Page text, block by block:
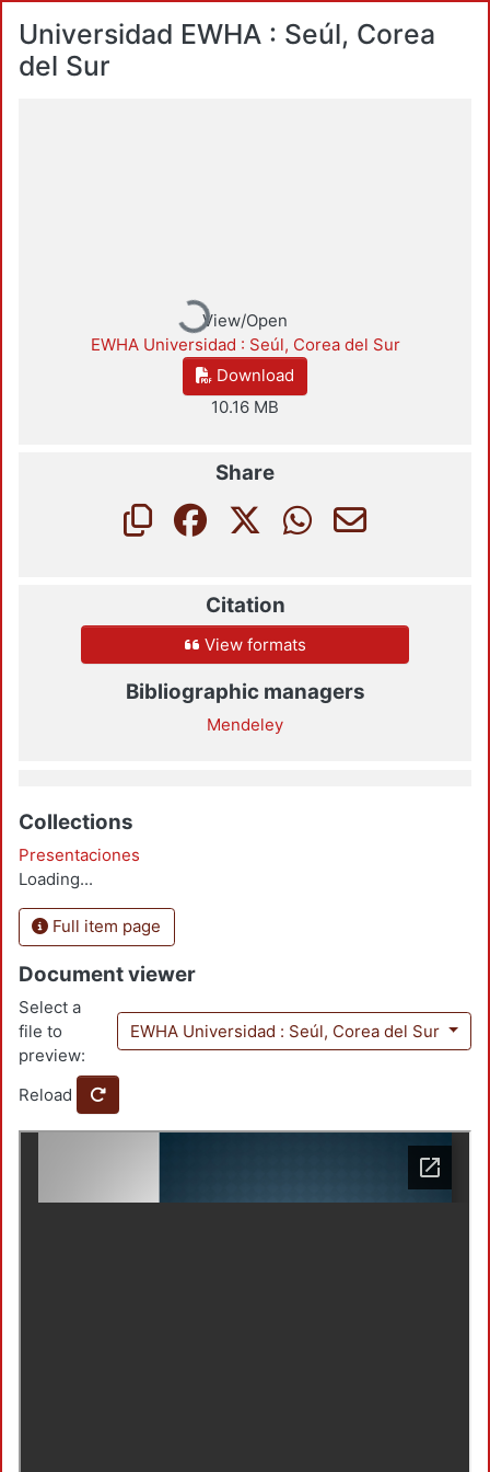
Universidad EWHA : Seúl, Corea
del Sur
Loading...View/Open
EWHA Universidad : Seúl, Corea del Sur
Download
10.16 MB
Share
Citation
View formats
Bibliographic managers
Mendeley
Collections
Presentaciones
Loading...
Full item page
Document viewer
Select a
file to
preview:
EWHA Universidad : Seúl, Corea del Sur
Reload